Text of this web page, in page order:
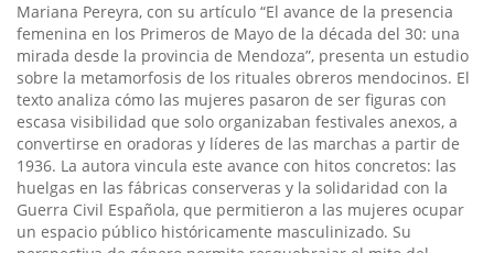
Mariana Pereyra, con su artículo “El avance de la presencia
femenina en los Primeros de Mayo de la década del 30: una
mirada desde la provincia de Mendoza”, presenta un estudio
sobre la metamorfosis de los rituales obreros mendocinos. El
texto analiza cómo las mujeres pasaron de ser figuras con
escasa visibilidad que solo organizaban festivales anexos, a
convertirse en oradoras y líderes de las marchas a partir de
1936. La autora vincula este avance con hitos concretos: las
huelgas en las fábricas conserveras y la solidaridad con la
Guerra Civil Española, que permitieron a las mujeres ocupar
un espacio público históricamente masculinizado. Su